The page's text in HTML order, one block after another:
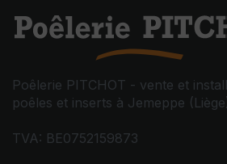
Poêlerie PITCHOT - vente et
poêles et inserts à Jemeppe
TVA: BE0752159873